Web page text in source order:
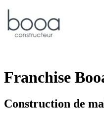
Franchise
Construction de